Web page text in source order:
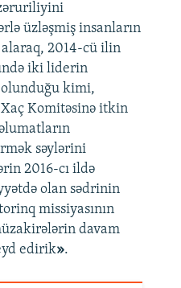
üzləşmiş insanların
2014-cü ilin
iki liderin
kimi,
Xaç Komitəsinə itkin
səylərini
2016-cı ildə
olan sədrinin
missiyasının
davam
edirik».